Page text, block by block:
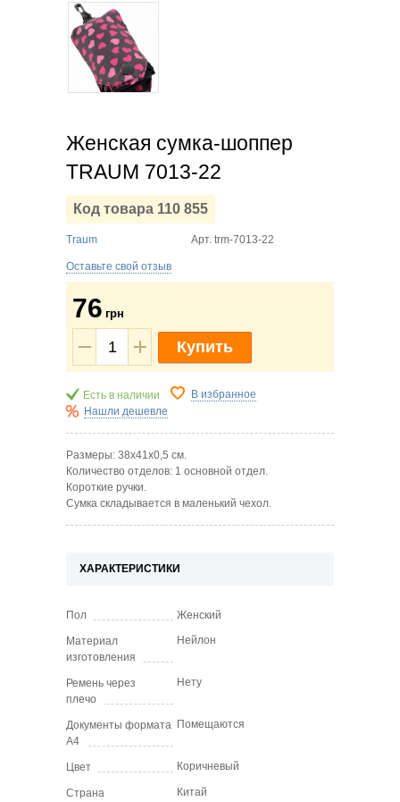
Женская сумка-шоппер
TRAUM 7013-22
Код товара 110 855
Traum Арт. trm-7013-22
Оставьте свой отзыв
76 грн
Купить
Есть в наличии
В избранное
Нашли дешевле
Размеры: 38х41х0,5 см.
Количество отделов: 1 основной отдел.
Короткие ручки.
Сумка складывается в маленький чехол.
ХАРАКТЕРИСТИКИ
Пол Женский
Материал
изготовления
Нейлон
Ремень через
плечо
Нету
Документы формата
А4
Помещаются
Цвет Коричневый
Страна
Китай